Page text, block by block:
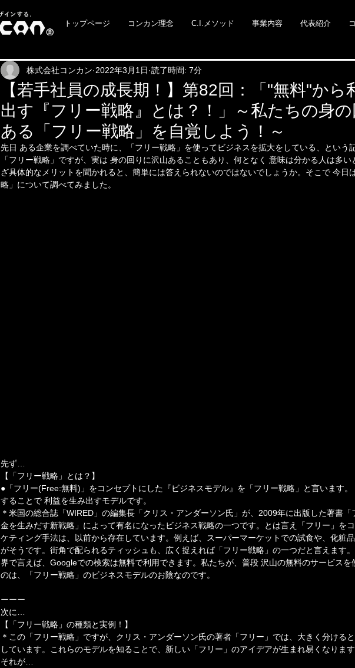
トップページ コンカン理念 C.I.メソッド 事業内容 代表紹介
【若手社員の成長期！】第82回：「"無料"から
出す『フリー戦略』とは？！」～私たちの身
ある「フリー戦略」を自覚しよう！～
株式会社コンカン 2022年3月1日 読了時間: 7分
先日 ある企業を調べていた時に、「フリー戦略」を使ってビジネスを拡大をしている、という
「フリー戦略」ですが、実は 身の回りに沢山あることもあり、何となく 意味は分かる人は多
ざ具体的なメリットを聞かれると、簡単には答えられないのではないでしょうか。そこで 今日
略」について調べてみました。
先ず…
【「フリー戦略」とは？】
●「フリー(Free:無料)」をコンセプトにした『ビジネスモデル』を「フリー戦略」と言います
することで 利益を生み出すモデルです。
＊米国の総合誌「WIRED」の編集長「クリス・アンダーソン氏」が、2009年に出版した著書「
金を生みだす新戦略」によって有名になったビジネス戦略の一つです。とは言え「フリー」を
ケティング手法は、以前から存在しています。例えば、スーパーマーケットでの試食や、化粧
がそうです。街角で配られるティッシュも、広く捉えれば「フリー戦略」の一つだと言えます
界で言えば、Googleでの検索は無料で利用できます。私たちが、普段 沢山の無料のサービスを
のは、「フリー戦略」のビジネスモデルのお陰なのです。
ーーー
次に…
【「フリー戦略」の種類と実例！】
＊この「フリー戦略」ですが、クリス・アンダーソン氏の著者「フリー」では、大きく分ける
しています。これらのモデルを知ることで、新しい「フリー」のアイデアが生まれ易くなります
それが…